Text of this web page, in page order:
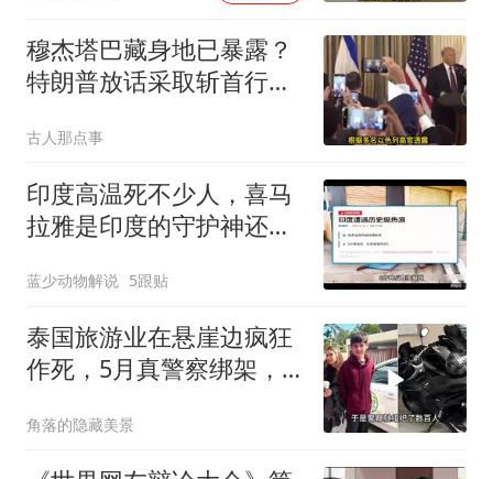
穆杰塔巴藏身地已暴露？
特朗普放话采取斩首行
古人那点事
印度高温死不少人，喜马
拉雅是印度的守护神还是
蓝少动物解说 5跟贴
泰国旅游业在悬崖边疯狂
作死，5月真警察绑架，7
角落的隐藏美景